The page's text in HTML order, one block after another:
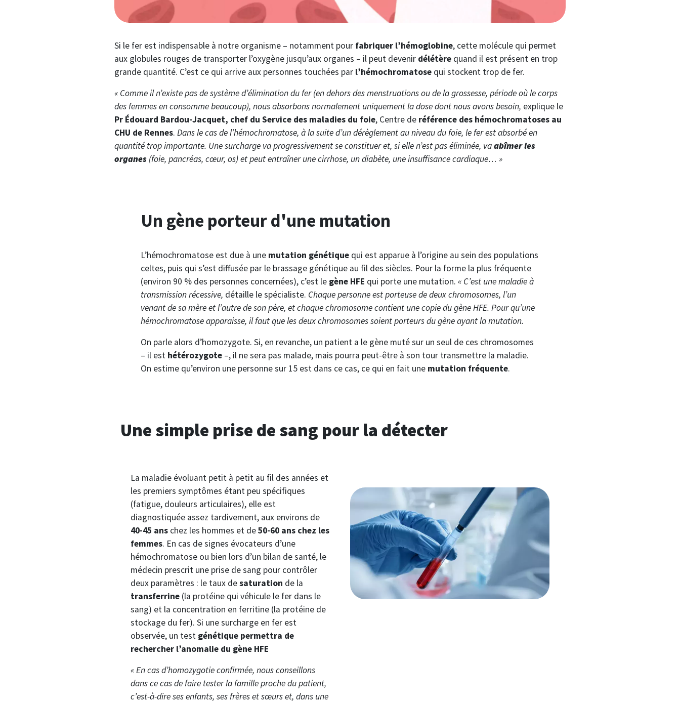
Si le fer est indispensable à notre organisme – notamment pour fabriquer l’hémoglobine, cette molécule qui permet
aux globules rouges de transporter l’oxygène jusqu’aux organes – il peut devenir délétèrequand il est présent en trop
grande quantité. C’est ce qui arrive aux personnes touchées par l’hémochromatose qui stockent trop de fer.
« Comme il n’existe pas de système d’élimination du fer (en dehors des menstruations ou de la grossesse, période où le corps
des femmes en consomme beaucoup), nous absorbons normalement uniquement la dose dont nous avons besoin, explique le
Pr Édouard Bardou-Jacquet, chef du Service des maladies du foie, Centre de référence des hémochromatoses au
CHU de Rennes. Dans le cas de l’hémochromatose, à la suite d’un dérèglement au niveau du foie, le fer est absorbé en
quantité trop importante. Une surcharge va progressivement se constituer et, si elle n’est pas éliminée, vaabîmer les
organes(foie, pancréas, cœur, os) et peut entraîner une cirrhose, un diabète, une insuffisance cardiaque… »
Un gène porteur d'une mutation
L’hémochromatose est due à une mutation génétiquequi est apparue à l’origine au sein des populations
celtes, puis qui s’est diffusée par le brassage génétique au fil des siècles. Pour la forme la plus fréquente
(environ 90 % des personnes concernées), c’est le gène HFE qui porte une mutation. « C’est une maladie à
transmission récessive, détaille le spécialiste. Chaque personne est porteuse de deux chromosomes, l’un
venant de sa mère et l’autre de son père, et chaque chromosome contient une copie du gène HFE. Pour qu’une
hémochromatose apparaisse, il faut que les deux chromosomes soient porteurs du gène ayant la mutation.
On parle alors d’homozygote. Si, en revanche, un patient a le gène muté sur un seul de ces chromosomes
– il est hétérozygote–, il ne sera pas malade, mais pourra peut-être à son tour transmettre la maladie.
On estime qu’environ une personne sur 15 est dans ce cas, ce qui en fait une mutation fréquente.
Une simple prise de sang pour la détecter
Image
La maladie évoluant petit à petit au fil des années et
les premiers symptômes étant peu spécifiques
(fatigue, douleurs articulaires), elle est
diagnostiquée assez tardivement, aux environs de
40-45 ans chez les hommes et de50-60 ans chez les
femmes. En cas de signes évocateurs d’une
hémochromatose ou bien lors d’un bilan de santé, le
médecin prescrit une prise de sang pour contrôler
deux paramètres : le taux desaturation de la
transferrine (la protéine qui véhicule le fer dans le
sang) et la concentration en ferritine (la protéine de
stockage du fer). Si une surcharge en fer est
observée, un test génétique permettra de
rechercher l’anomalie du gène HFE
« En cas d’homozygotie confirmée, nous conseillons
dans ce cas de faire tester la famille proche du patient,
c’est-à-dire ses enfants, ses frères et sœurs et, dans une